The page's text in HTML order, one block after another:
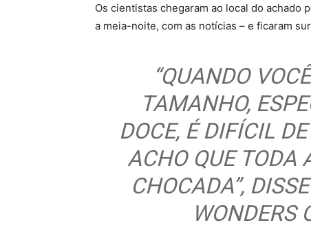
Os cientistas chegaram ao local do achado
a meia-noite, com as notícias – e ficaram
“QUANDO
TAMANHO,
DOCE, É DIFÍCIL
ACHO QUE TODA
CHOCADA”,
WONDERS